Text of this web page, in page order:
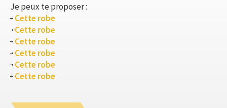
Je peux te proposer :
Cette robe
Cette robe
Cette robe
Cette robe
Cette robe
Cette robe